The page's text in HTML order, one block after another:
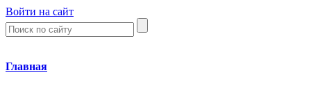
Войти на сайт
Главная